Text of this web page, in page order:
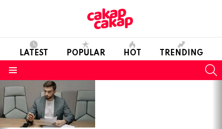
LATEST POPULAR HOT TRENDING
LATEST
STORIES